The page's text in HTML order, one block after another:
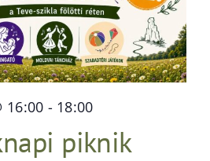
16:00 - 18:00
piknik